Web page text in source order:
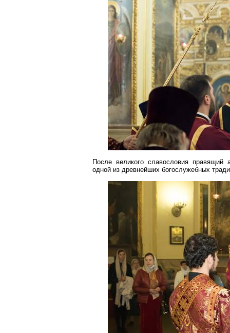
После великого славословия
одной из древнейших богослужебных